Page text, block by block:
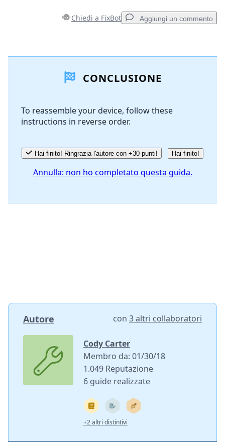
Chiedi a FixBot Aggiungi un commento
Aggiungi Commento
Annulla
CONCLUSIONE
To reassemble your device, follow these
instructions in reverse order.
Hai finito! Ringrazia l'autore con +30 punti! Hai finito!
Annulla: non ho completato questa guida.
Autore con 3 altri collaboratori
Cody Carter
Membro da: 01/30/18
1.049 Reputazione
6 guide realizzate
+2 altri distintivi